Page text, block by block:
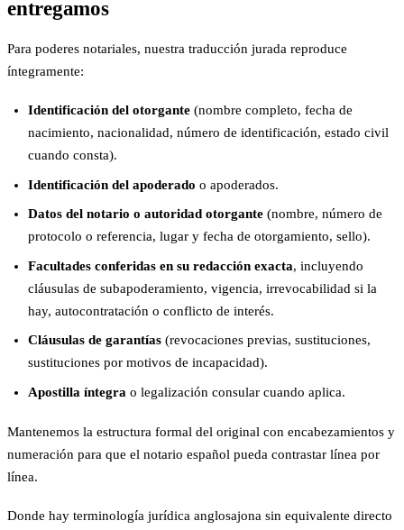
entregamos
Para poderes notariales, nuestra traducción jurada reproduce
íntegramente:
Identificación del otorgante(nombre completo, fecha de
nacimiento, nacionalidad, número de identificación, estado civil
cuando consta).
Identificación del apoderado o apoderados.
Datos del notario o autoridad otorgante(nombre, número de
protocolo o referencia, lugar y fecha de otorgamiento, sello).
Facultades conferidas en su redacción exacta, incluyendo
cláusulas de subapoderamiento, vigencia, irrevocabilidad si la
hay, autocontratación o conflicto de interés.
Cláusulas de garantías(revocaciones previas, sustituciones,
sustituciones por motivos de incapacidad).
Apostilla íntegra o legalización consular cuando aplica.
Mantenemos la estructura formal del original con encabezamientos y
numeración para que el notario español pueda contrastar línea por
línea.
Donde hay terminología jurídica anglosajona sin equivalente directo